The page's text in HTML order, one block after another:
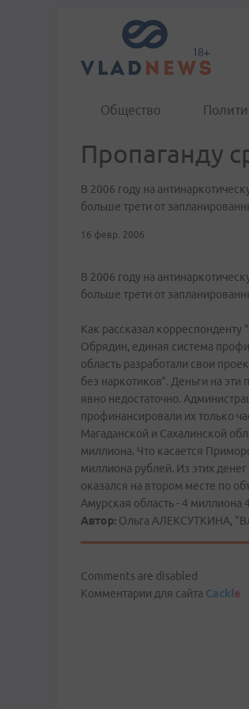
Общество
Пропаганду
В 2006 году на
больше трети от
16 февр. 2006
В 2006 году на
больше трети от
Как рассказал
Обрядин, единая система
область разработали свои
без наркотиков". Деньги на
явно недостаточно.
профинансировали их только
Магаданской и Сахалинской
миллиона. Что касается
миллиона рублей. Из этих
оказался на втором месте по
Амурская область - 4 миллиона
Автор: Ольга АЛЕКСУТКИНА,
Comments are disabled
Комментарии для сайта Cackle